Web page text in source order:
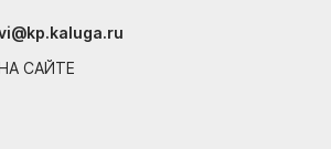
САЙТЕ